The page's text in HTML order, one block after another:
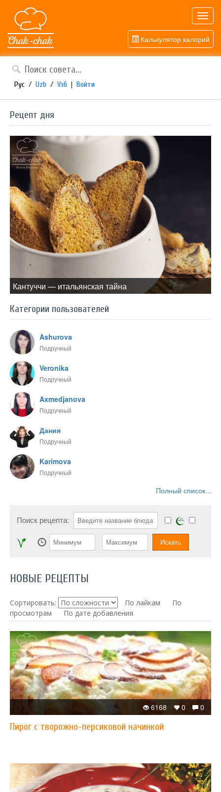
Калькулятор калорий
Рус / Uzb / Узб | Войти
Рецепт дня
Кантуччи — итальянская тайна
Категории пользователей
Ashurova
Подручный
Veronika
Подручный
Axmedjanova
Подручный
Дания
Подручный
Karimova
Подручный
Полный список...
Поиск рецепта:
НОВЫЕ РЕЦЕПТЫ
Сортировать: По лайкам
По
просмотрам
По дате добавления
0
0
6168
Пирог с творожно-персиковой начинкой